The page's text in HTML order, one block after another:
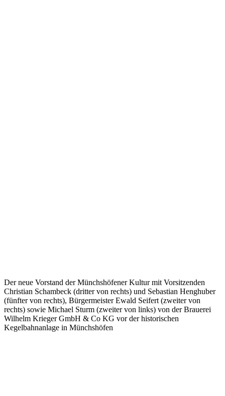
Der neue Vorstand der Münchshöfener Kultur mit Vorsitzenden
Christian Schambeck (dritter von rechts) und Sebastian Henghuber
(fünfter von rechts), Bürgermeister Ewald Seifert (zweiter von
rechts) sowie Michael Sturm (zweiter von links) von der Brauerei
Wilhelm Krieger GmbH & Co KG vor der historischen
Kegelbahnanlage in Münchshöfen